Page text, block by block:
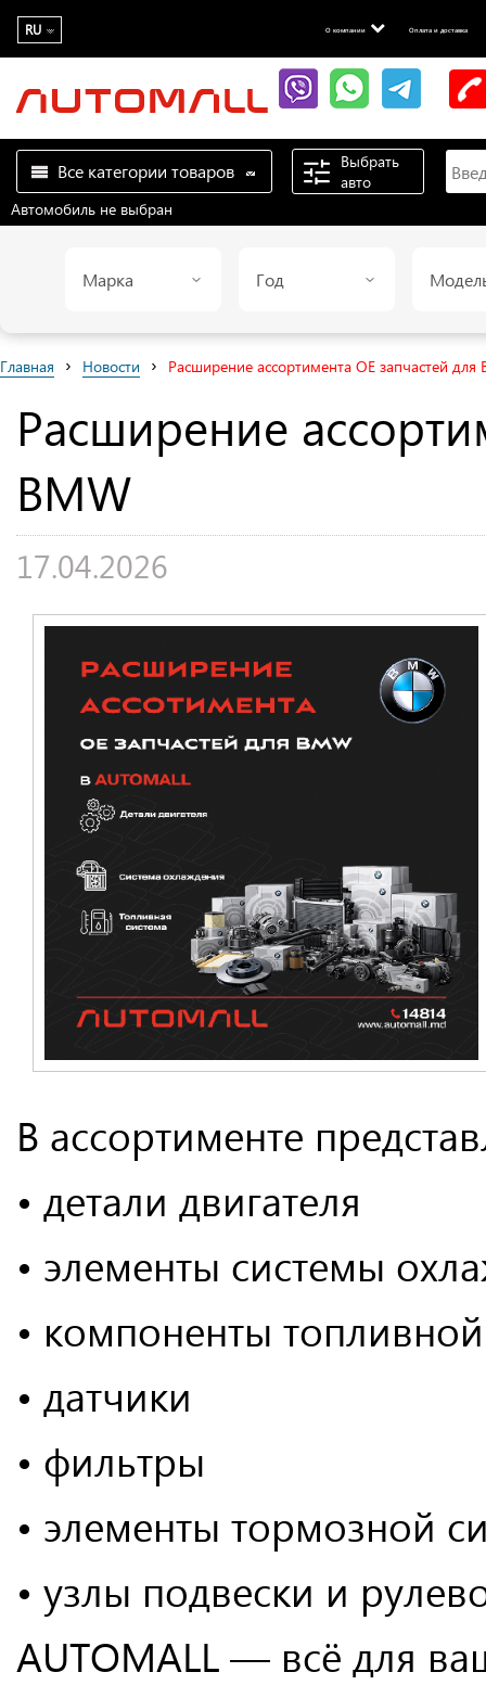
RU О компании Оплата и доставка
Все категории товаров
Выбрать
авто
Автомобиль не выбран
Марка Год
Главная › Новости › Расширение ассортимента ОЕ запчастей для
Расширение
BMW
17.04.2026
В ассортименте
• детали двигателя
• элементы системы
• компоненты
• датчики
• фильтры
• элементы тормозной
• узлы подвески и
AUTOMALL — всё для